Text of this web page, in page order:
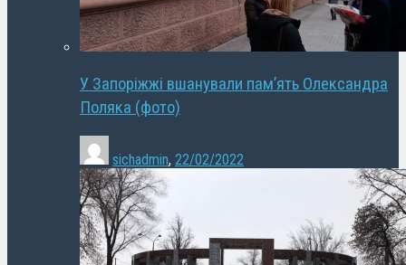
У Запоріжжі вшанували пам’ять Олександра
Поляка (фото)
sichadmin, 22/02/2022